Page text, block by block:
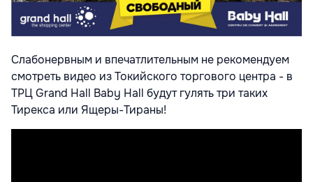
Слабонервным и впечатлительным не рекомендуем
смотреть видео из Токийского торгового центра - в
ТРЦ Grand Hall Baby Hall будут гулять три таких
Тирекса или Ящеры-Тираны!